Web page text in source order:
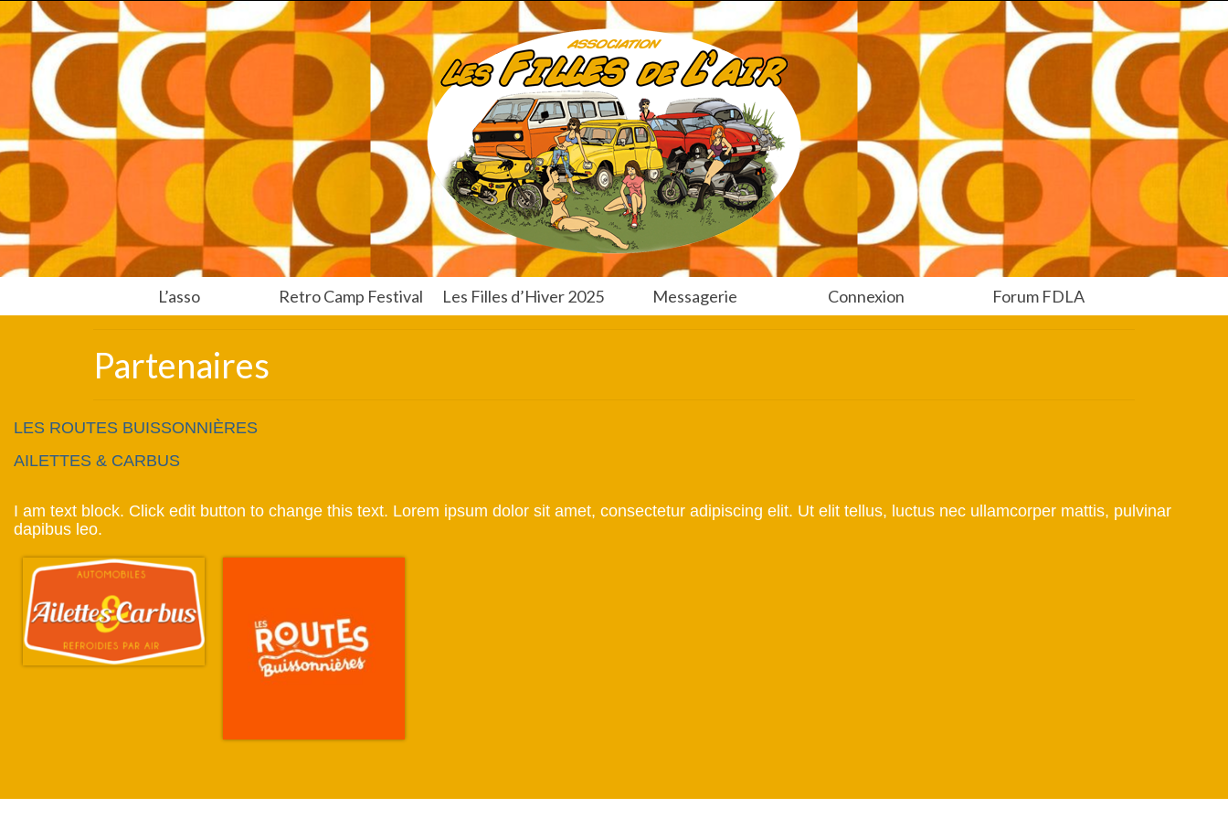
L’asso Retro Camp Festival Les Filles d’Hiver 2025 Messagerie Connexion Forum FDLA
Partenaires
LES ROUTES BUISSONNIÈRES
AILETTES & CARBUS
I am text block. Click edit button to change this text. Lorem ipsum dolor sit amet, consectetur adipiscing elit. Ut elit tellus, luctus nec ullamcorper mattis, pulvinar
dapibus leo.